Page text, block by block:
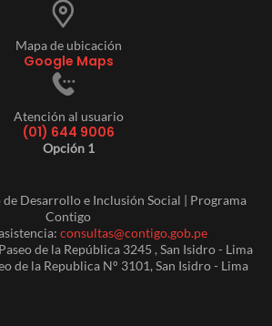
Mapa de ubicación
Google Maps
Atención al usuario
(01) 644 9006
Opción 1
Desarrollo e Inclusión Social | Programa
Contigo
consultas@contigo.gob.pe
de la República 3245 , San Isidro - Lima
de la Republica N° 3101, San Isidro - Lima